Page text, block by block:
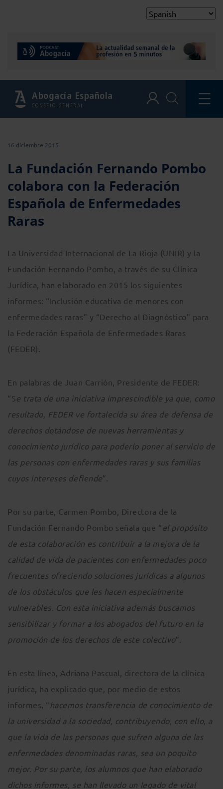
Abogacía Española
CONSEJO GENERAL
16 diciembre 2015
La Fundación Fernando Pombo
colabora con la Federación
Española de Enfermedades
Raras
La Universidad Internacional de La Rioja (UNIR) y la
Fundación Fernando Pombo, a través de su Clínica
Jurídica, han elaborado en 2015 los siguientes
informes: “Inclusión educativa de menores con
enfermedades raras” y “Derecho al Diagnóstico” para
la Federación Española de Enfermedades Raras
(FEDER).
En palabras de Juan Carrión, Presidente de FEDER:
“Se trata de una iniciativa imprescindible ya que, como
resultado, FEDER ve fortalecida su área de defensa de
derechos dotándose de nuevas herramientas y
conocimiento jurídico para poderlo poner al servicio de
las personas con enfermedades raras y sus familias
cuyos intereses defiende”.
Por su parte, Carmen Pombo, Directora de la
Fundación Fernando Pombo señala que “ el propósito
de esta colaboración es contribuir a la mejora de la
calidad de vida de pacientes con enfermedades poco
frecuentes ofreciendo soluciones jurídicas a algunos
de los obstáculos que les hacen especialmente
vulnerables. Con esta iniciativa además buscamos
sensibilizar y formar a los abogados del futuro en la
promoción de los derechos de este colectivo”.
En esta línea, Adriana Pascual, directora de la clínica
jurídica, ha explicado que, por medio de estos
informes, “ hacemos transferencia de conocimiento de
la universidad a la sociedad, contribuyendo, con ello, a
que la vida de las personas que sufren alguna de las
enfermedades denominadas raras, sea un poquito
mejor. Por su parte, los alumnos que han elaborado
dichos informes, se han llevado un legado de vital